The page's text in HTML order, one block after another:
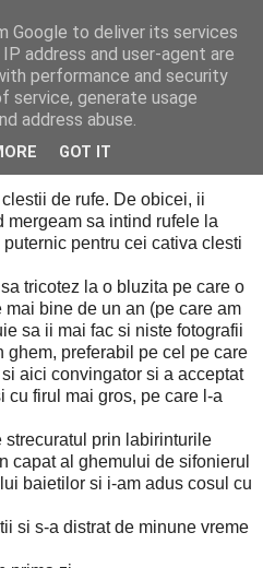
de rufe. De obicei, ii
mergeam sa intind rufele la
pentru cei cativa clesti
tricotez la o bluzita pe care o
bine de un an (pe care am
sa ii mai fac si niste fotografii
ghem, preferabil pe cel pe care
aici convingator si a acceptat
cu firul mai gros, pe care l-a
prin labirinturile
capat al ghemului de sifonierul
baietilor si i-am adus cosul cu
si s-a distrat de minune vreme
Google to deliver its services
address and user-agent are
performance and security
service, generate usage
address abuse.
GOT IT